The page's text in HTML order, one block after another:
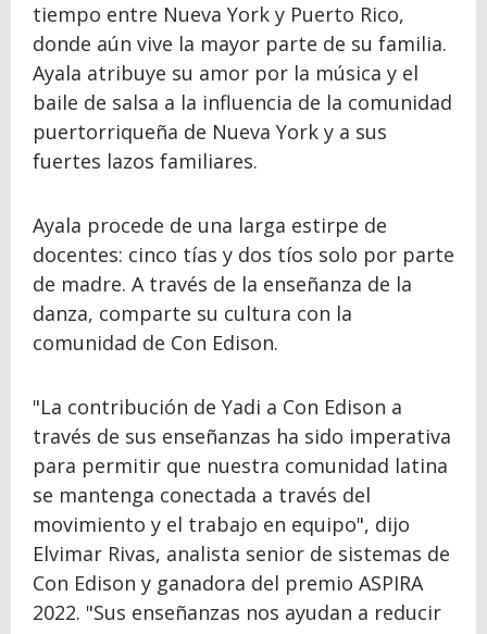
tiempo entre Nueva York y Puerto Rico,
donde aún vive la mayor parte de su familia.
Ayala atribuye su amor por la música y el
baile de salsa a la influencia de la comunidad
puertorriqueña de Nueva York y a sus
fuertes lazos familiares.
Ayala procede de una larga estirpe de
docentes: cinco tías y dos tíos solo por parte
de madre. A través de la enseñanza de la
danza, comparte su cultura con la
comunidad de Con Edison.
"La contribución de Yadi a Con Edison a
través de sus enseñanzas ha sido imperativa
para permitir que nuestra comunidad latina
se mantenga conectada a través del
movimiento y el trabajo en equipo", dijo
Elvimar Rivas, analista senior de sistemas de
Con Edison y ganadora del premio ASPIRA
2022. "Sus enseñanzas nos ayudan a reducir